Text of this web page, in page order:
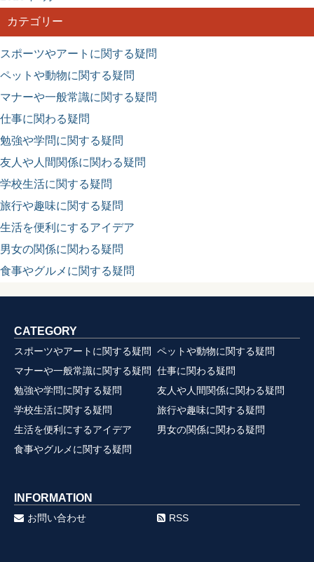
カテゴリー
スポーツやアートに関する疑問
ペットや動物に関する疑問
マナーや一般常識に関する疑問
仕事に関わる疑問
勉強や学問に関する疑問
友人や人間関係に関わる疑問
学校生活に関する疑問
旅行や趣味に関する疑問
生活を便利にするアイデア
男女の関係に関わる疑問
食事やグルメに関する疑問
CATEGORY
スポーツやアートに関する疑問
ペットや動物に関する疑問
マナーや一般常識に関する疑問
仕事に関わる疑問
勉強や学問に関する疑問
友人や人間関係に関わる疑問
学校生活に関する疑問
旅行や趣味に関する疑問
生活を便利にするアイデア
男女の関係に関わる疑問
食事やグルメに関する疑問
INFORMATION
お問い合わせ RSS